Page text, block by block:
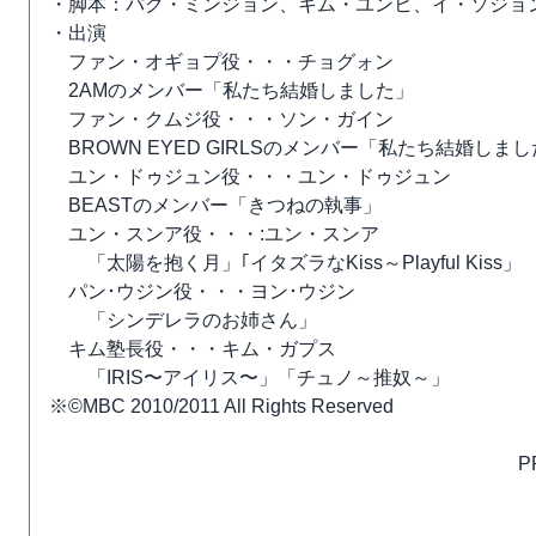
・脚本：パク・ミンジョン、キム・ユンヒ、イ・ソジ
・出演
ファン・オギョプ役・・・チョグォン
2AMのメンバー「私たち結婚しました」
ファン・クムジ役・・・ソン・ガイン
BROWN EYED GIRLSのメンバー「私たち結婚しまし
ユン・ドゥジュン役・・・ユン・ドゥジュン
BEASTのメンバー「きつねの執事」
ユン・スンア役・・・:ユン・スンア
「太陽を抱く月」｢イタズラなKiss～Playful Kiss」
パン･ウジン役・・・ヨン･ウジン
「シンデレラのお姉さん」
キム塾長役・・・キム・ガプス
「IRIS〜アイリス〜」「チュノ～推奴～」
※©MBC 2010/2011 All Rights Reserved